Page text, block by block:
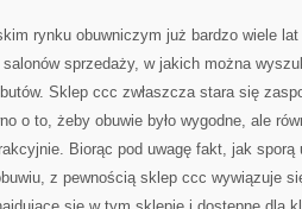
rynku obuwniczym już bardzo wiele
sprzedaży, w jakich można
Sklep ccc zwłaszcza stara się
o to, żeby obuwie było wygodne, ale
Biorąc pod uwagę fakt, jak sporą
z pewnością sklep ccc wywiązuje